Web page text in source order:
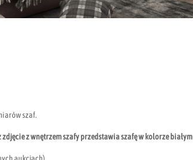
szaf.
z wnętrzem szafy przedstawia szafę w kolorze białym